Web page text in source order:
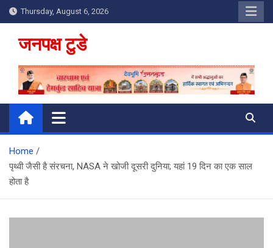
Skip
to
content
Thursday, August 6, 2026
जनपक्ष टुडे
Home
पृथ्वी जैसी है संरचना, NASA ने खोजी दूसरी दुनिया; यहां 19 दिन का एक साल
होता है